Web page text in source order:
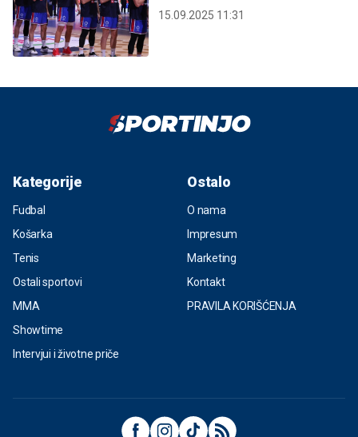
15.09.2025 11:31
Kategorije
Fudbal
Košarka
Tenis
Ostali sportovi
MMA
Showtime
Intervjui i životne priče
Ostalo
O nama
Impresum
Marketing
Kontakt
PRAVILA KORIŠĆENJA